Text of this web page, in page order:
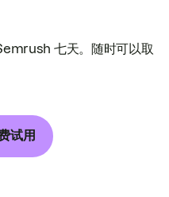
七天。随时可以取
试用